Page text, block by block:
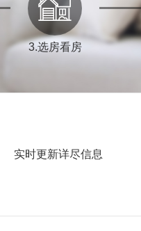
3.选房看房
实时更新详尽信息